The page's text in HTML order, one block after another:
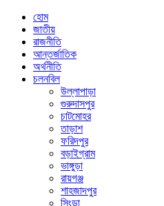
হোম
জাতীয়
রাজনীতি
আন্তর্জাতিক
অর্থনীতি
চলনবিল
উল্লাপাড়া
গুরুদাসপুর
চাটমোহর
তাড়াশ
ফরিদপুর
বড়াইগ্রাম
ভাঙ্গুড়া
রায়গঞ্জ
শাহজাদপুর
সিংড়া